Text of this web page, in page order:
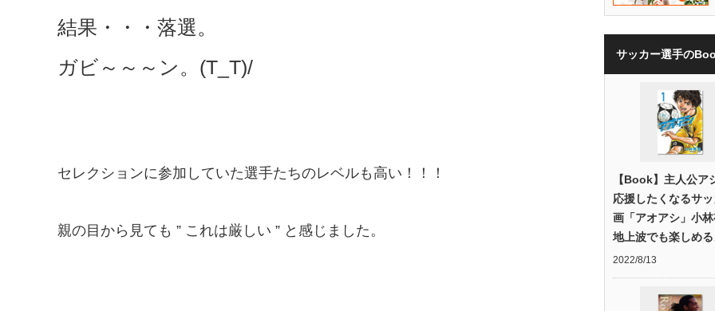
結果・・・落選。
ガビ～～～ン。(T_T)/
セレクションに参加していた選手たちのレベルも高い！！！
親の目から見ても ” これは厳しい ” と感じました。
サッカー選手の
【Book】主人公ア
応援したくなるサ
画「アオアシ」小
地上波でも楽しめ
2022/8/13